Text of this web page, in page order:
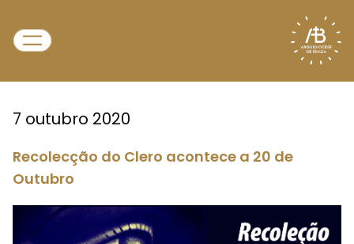
7 outubro 2020
Recolecção do Clero acontece a 20 de
Outubro